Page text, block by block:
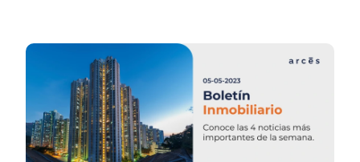
5 razones por las que el crowdfunding
inmobiliario en México es una opción de
inversión que debes considerar